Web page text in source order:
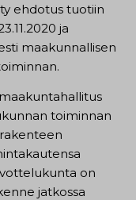
ehdotus tuotiin
ja
maakunnallisen
toiminnan
on
jatkossa